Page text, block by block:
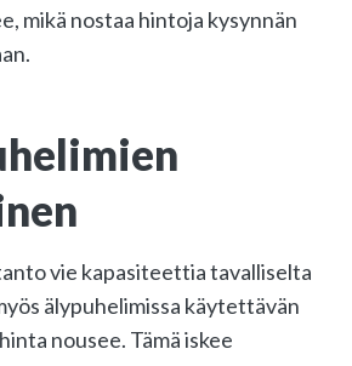
mikä nostaa hintoja kysynnän
vie kapasiteettia tavalliselta
älypuhelimissa käytettävän
nousee. Tämä iskee